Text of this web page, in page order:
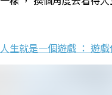
人生就是一個遊戲 ： 遊戲